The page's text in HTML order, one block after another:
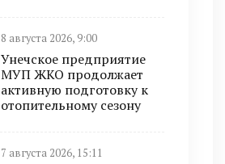
8 августа 2026, 9:00
Унечское предприятие
МУП ЖКО продолжает
активную подготовку к
отопительному сезону
7 августа 2026, 15:11